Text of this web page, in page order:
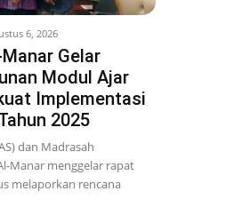
6, 2026
Gelar
Modul Ajar
Implementasi
2025
dan Madrasah
Manar menggelar rapat
melaporkan rencana